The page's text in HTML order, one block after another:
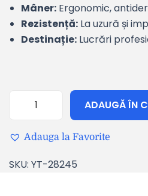
Mâner: Ergonomic,
Rezistență: La uzură și
Destinație: Lucrări
ADAUGĂ ÎN
Adauga la Favorite
SKU: YT-28245